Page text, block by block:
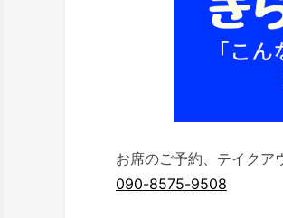
お席のご予約、テイクア
090-8575-9508